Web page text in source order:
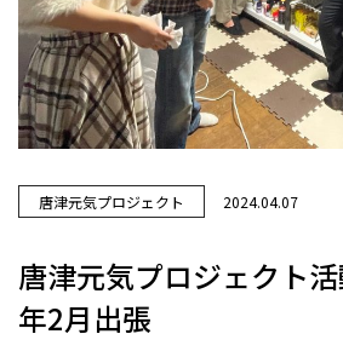
唐津元気プロジェクト 2024.04.07
唐津元気プロジェクト
年2月出張